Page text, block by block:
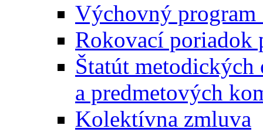
Výchovný
Rokovací poriadok
Štatút
a predmetových
Kolektívna zmluva